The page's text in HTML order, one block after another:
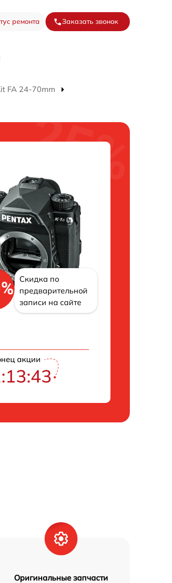
ремонта Заказать звонок
FA 24-70mm
Скидка по
предварительной
записи на сайте
акции
Оригинальные запчасти